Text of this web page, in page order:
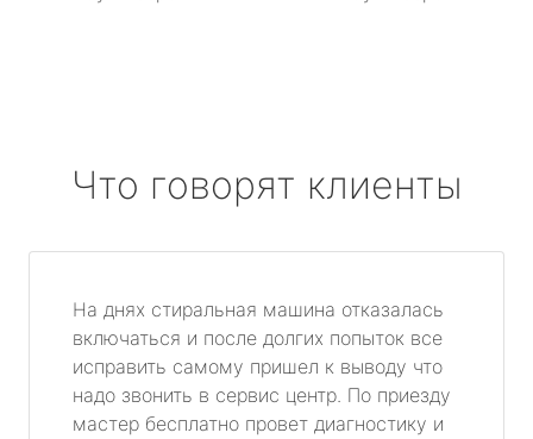
Что говорят клиенты
На днях стиральная машина отказалась
включаться и после долгих попыток все
исправить самому пришел к выводу что
надо звонить в сервис центр. По приезду
мастер бесплатно провет диагностику и